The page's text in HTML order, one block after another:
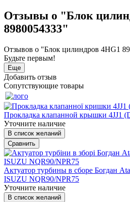
Отзывы о "Блок
8980054333"
Отзывов о "Блок цилиндров 4HG1
Будьте первым!
Еще
Добавить отзыв
Сопутствующие товары
Прокладка клапанной крышки 4JJ1
Уточните наличие
В список желаний
Сравнить
Актуатор турбины в сборе Богдан
ISUZU NQR90/NPR75
Уточните наличие
В список желаний